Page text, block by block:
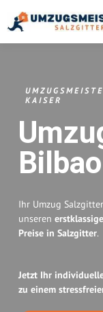
KAISER
Bilbao
Ihr Umzug
unseren
Preise in Salzgitter.
Jetzt Ihr
zu einem